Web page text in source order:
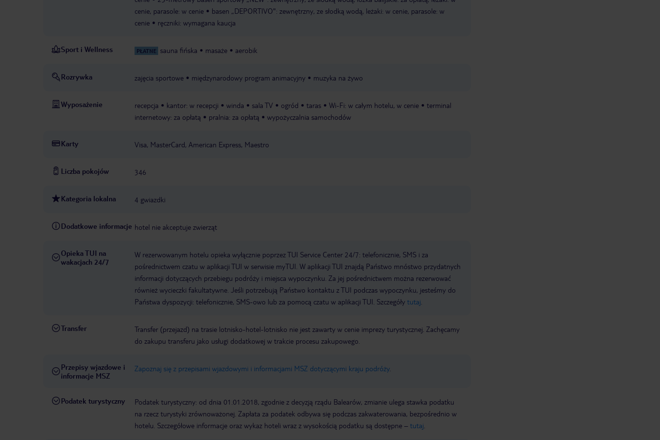
cenie, parasole: w cenie
basen „DEPORTIVO": zewnętrzny, ze słodką wodą, leżaki: w cenie, parasole: w
cenie
ręczniki: wymagana kaucja
Sport i Wellness PŁATNE sauna fińska masaże aerobik
Rozrywka zajęcia sportowe międzynarodowy program animacyjny muzyka na żywo
Wyposażenie recepcja kantor: w recepcji winda sala TV ogród taras Wi-Fi: w całym hotelu, w cenie
terminal
internetowy: za opłatą
pralnia: za opłatą wypożyczalnia samochodów
Karty Visa, MasterCard, American Express, Maestro
Liczba pokojów 346
Kategoria lokalna 4 gwiazdki
Dodatkowe informacje hotel nie akceptuje zwierząt
Opieka TUI na
wakacjach 24/7
W rezerwowanym hotelu opieka wyłącznie poprzez TUI Service Center 24/7: telefonicznie, SMS i za
pośrednictwem czatu w aplikacji TUI w serwisie myTUI. W aplikacji TUI znajdą Państwo mnóstwo przydatnych
informacji dotyczących przebiegu podróży i miejsca wypoczynku. Za jej pośrednictwem można rezerwować
również wycieczki fakultatywne. Jeśli potrzebują Państwo kontaktu z TUI podczas wypoczynku, jesteśmy do
Państwa dyspozycji: telefonicznie, SMS-owo lub za pomocą czatu w aplikacji TUI. Szczegóły tutaj
Transfer
Transfer (przejazd) na trasie lotnisko-hotel-lotnisko nie jest zawarty w cenie imprezy turystycznej. Zachęcamy
do zakupu transferu jako usługi dodatkowej w trakcie procesu zakupowego.
Przepisy wjazdowe i
informacje MSZ
Zapoznaj się z przepisami wjazdowymi i informacjami MSZ dotyczącymi kraju podróży.
Podatek turystyczny
Podatek turystyczny: od dnia 01.01.2018, zgodnie z decyzją rządu Balearów, zmianie ulega stawka podatku
na rzecz turystyki zrównoważonej. Zapłata za podatek odbywa się podczas zakwaterowania, bezpośrednio w
hotelu. Szczegółowe informacje oraz wykaz hoteli wraz z wysokością podatku są dostępne – tutaj